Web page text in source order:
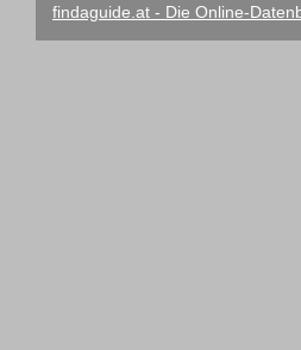
findaguide.at - Die Online-